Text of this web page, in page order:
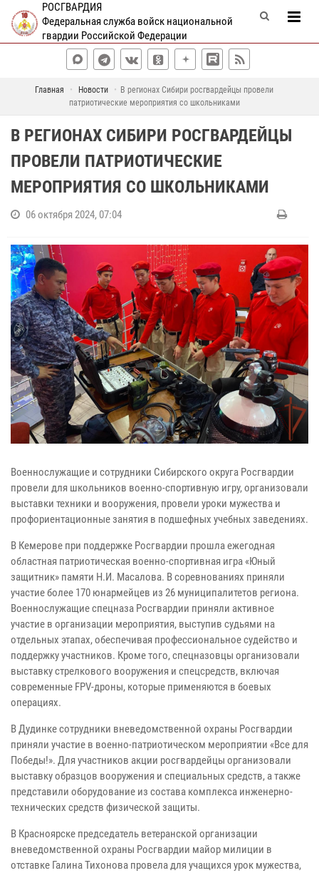
РОСГВАРДИЯ
Федеральная служба войск национальной
гвардии Российской Федерации
Главная Новости
В регионах Сибири росгвардейцы провели
патриотические мероприятия со школьниками
В РЕГИОНАХ СИБИРИ РОСГВАРДЕЙЦЫ
ПРОВЕЛИ ПАТРИОТИЧЕСКИЕ
МЕРОПРИЯТИЯ СО ШКОЛЬНИКАМИ
06 октября 2024, 07:04
Военнослужащие и сотрудники Сибирского округа Росгвардии
провели для школьников военно-спортивную игру, организовали
выставки техники и вооружения, провели уроки мужества и
профориентационные занятия в подшефных учебных заведениях.
В Кемерове при поддержке Росгвардии прошла ежегодная
областная патриотическая военно-спортивная игра «Юный
защитник» памяти Н.И. Масалова. В соревнованиях приняли
участие более 170 юнармейцев из 26 муниципалитетов региона.
Военнослужащие спецназа Росгвардии приняли активное
участие в организации мероприятия, выступив судьями на
отдельных этапах, обеспечивая профессиональное судейство и
поддержку участников. Кроме того, спецназовцы организовали
выставку стрелкового вооружения и спецсредств, включая
современные FPV-дроны, которые применяются в боевых
операциях.
В Дудинке сотрудники вневедомственной охраны Росгвардии
приняли участие в военно-патриотическом мероприятии «Все для
Победы!». Для участников акции росгвардейцы организовали
выставку образцов вооружения и специальных средств, а также
представили оборудование из состава комплекса инженерно-
технических средств физической защиты.
В Красноярске председатель ветеранской организации
вневедомственной охраны Росгвардии майор милиции в
отставке Галина Тихонова провела для учащихся урок мужества,